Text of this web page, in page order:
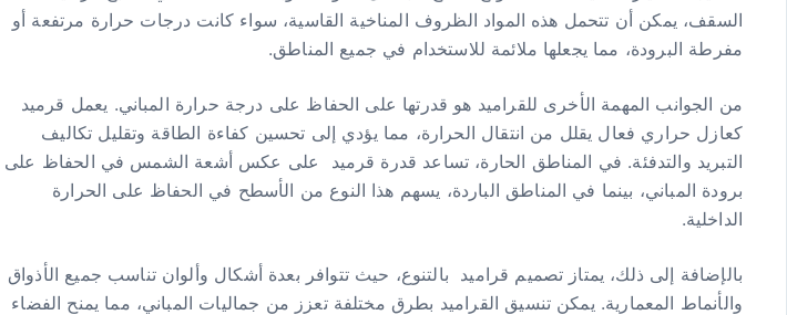
السقف، يمكن أن تتحمل هذه المواد الظروف المناخية القاسية، سواء كانت درجات حرارة مرتفعة أو
مفرطة البرودة، مما يجعلها ملائمة للاستخدام في جميع المناطق.
من الجوانب المهمة الأخرى للقراميد هو قدرتها على الحفاظ على درجة حرارة المباني. يعمل قرميد
كعازل حراري فعال يقلل من انتقال الحرارة، مما يؤدي إلى تحسين كفاءة الطاقة وتقليل تكاليف
التبريد والتدفئة. في المناطق الحارة، تساعد قدرة قرميد على عكس أشعة الشمس في الحفاظ على
برودة المباني، بينما في المناطق الباردة، يسهم هذا النوع من الأسطح في الحفاظ على الحرارة
الداخلية.
بالإضافة إلى ذلك، يمتاز تصميم قراميد بالتنوع، حيث تتوافر بعدة أشكال وألوان تناسب جميع الأذواق
والأنماط المعمارية. يمكن تنسيق القراميد بطرق مختلفة تعزز من جماليات المباني، مما يمنح الفضاء